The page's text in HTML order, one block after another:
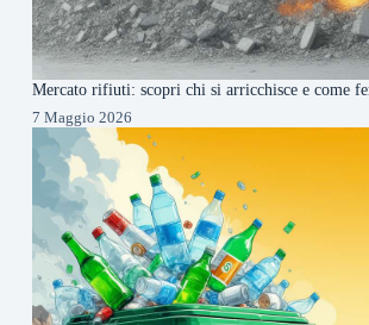
Mercato rifiuti: scopri chi si arricchisce e come
7 Maggio 2026